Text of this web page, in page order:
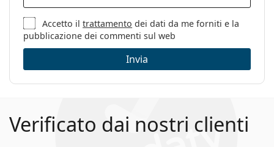
Accetto iltrattamento dei dati da me forniti e la
pubblicazione dei commenti sul web
Invia
Verificato dai nostri clienti